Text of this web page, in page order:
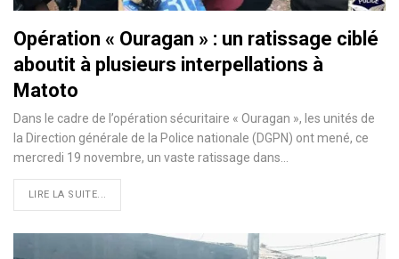
Opération « Ouragan » : un ratissage ciblé
aboutit à plusieurs interpellations à
Matoto
Dans le cadre de l’opération sécuritaire « Ouragan », les unités de
la Direction générale de la Police nationale (DGPN) ont mené, ce
mercredi 19 novembre, un vaste ratissage dans…
LIRE LA SUITE...